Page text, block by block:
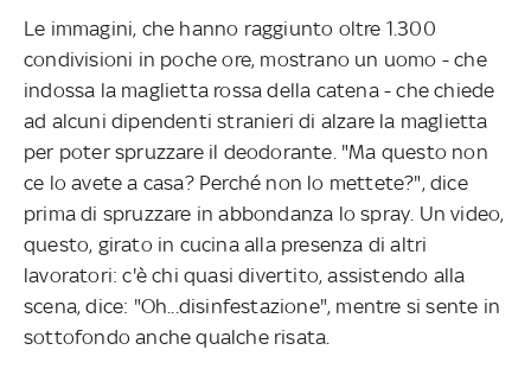
Le immagini, che hanno raggiunto oltre 1.300
condivisioni in poche ore, mostrano un uomo - che
indossa la maglietta rossa della catena - che chiede
ad alcuni dipendenti stranieri di alzare la maglietta
per poter spruzzare il deodorante. "Ma questo non
ce lo avete a casa? Perché non lo mettete?", dice
prima di spruzzare in abbondanza lo spray. Un video,
questo, girato in cucina alla presenza di altri
lavoratori: c'è chi quasi divertito, assistendo alla
scena, dice: "Oh...disinfestazione", mentre si sente in
sottofondo anche qualche risata.